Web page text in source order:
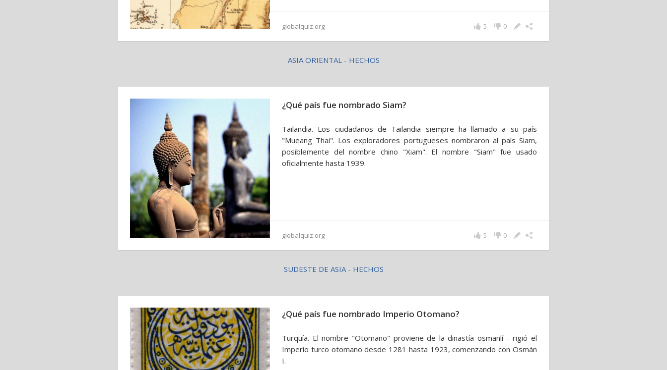
globalquiz.org 0
5
ASIA ORIENTAL - HECHOS
¿Qué país fue nombrado Siam?
Tailandia. Los ciudadanos de Tailandia siempre ha llamado a su país
"Mueang Thai". Los exploradores portugueses nombraron al país Siam,
posiblemente del nombre chino "Xiam". El nombre "Siam" fue usado
oficialmente hasta 1939.
globalquiz.org 0
5
SUDESTE DE ASIA - HECHOS
¿Qué país fue nombrado Imperio Otomano?
Turquía. El nombre "Otomano" proviene de la dinastía osmanlí - rigió el
Imperio turco otomano desde 1281 hasta 1923, comenzando con Osmán
I.